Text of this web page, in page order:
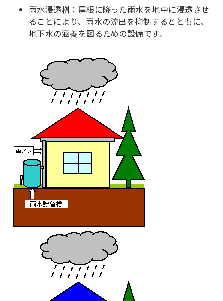
雨水浸透桝：屋根に降った雨水を地中に浸透させ
ることにより、雨水の流出を抑制するとともに、
地下水の涵養を図るための設備です。